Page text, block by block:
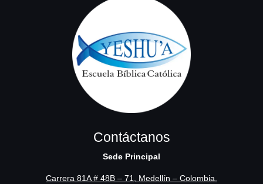
Contáctanos
Sede Principal
Carrera 81A # 48B – 71, Medellín – Colombia.